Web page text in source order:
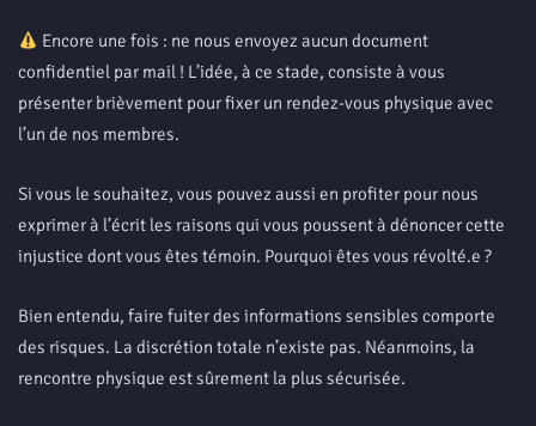
Encore une fois : ne nous envoyez aucun document
confidentiel par mail ! L’idée, à ce stade, consiste à vous
présenter brièvement pour fixer un rendez-vous physique avec
l’un de nos membres.
Si vous le souhaitez, vous pouvez aussi en profiter pour nous
exprimer à l’écrit les raisons qui vous poussent à dénoncer cette
injustice dont vous êtes témoin. Pourquoi êtes vous révolté.e ?
Bien entendu, faire fuiter des informations sensibles comporte
des risques. La discrétion totale n’existe pas. Néanmoins, la
rencontre physique est sûrement la plus sécurisée.